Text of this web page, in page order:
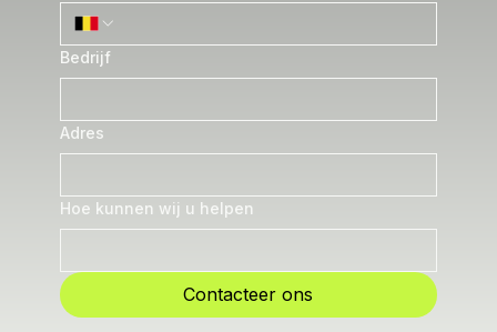
Bedrijf
Adres
Hoe kunnen wij u helpen
Contacteer ons